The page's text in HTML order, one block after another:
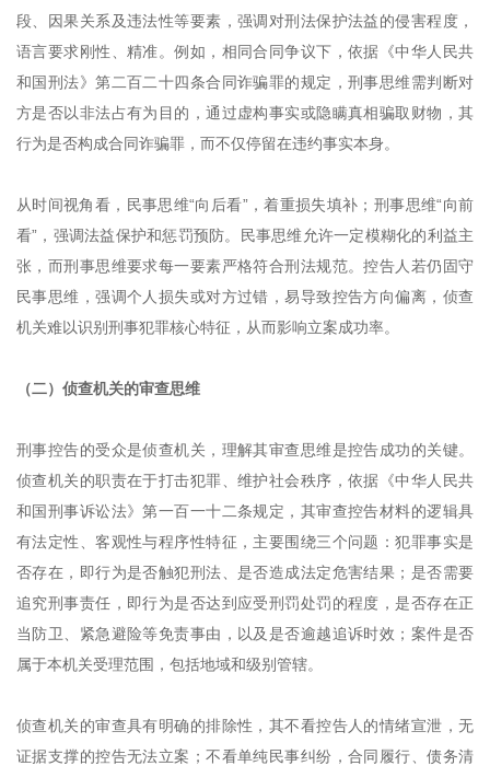
段、因果关系及违法性等要素，强调对刑法保护法益的侵害程度，
语言要求刚性、精准。例如，相同合同争议下，依据《中华人民共
和国刑法》第二百二十四条合同诈骗罪的规定，刑事思维需判断对
方是否以非法占有为目的，通过虚构事实或隐瞒真相骗取财物，其
行为是否构成合同诈骗罪，而不仅停留在违约事实本身。
从时间视角看，民事思维“向后看”，着重损失填补；刑事思维“向前
看”，强调法益保护和惩罚预防。民事思维允许一定模糊化的利益主
张，而刑事思维要求每一要素严格符合刑法规范。控告人若仍固守
民事思维，强调个人损失或对方过错，易导致控告方向偏离，侦查
机关难以识别刑事犯罪核心特征，从而影响立案成功率。
（二）侦查机关的审查思维
刑事控告的受众是侦查机关，理解其审查思维是控告成功的关键。
侦查机关的职责在于打击犯罪、维护社会秩序，依据《中华人民共
和国刑事诉讼法》第一百一十二条规定，其审查控告材料的逻辑具
有法定性、客观性与程序性特征，主要围绕三个问题：犯罪事实是
否存在，即行为是否触犯刑法、是否造成法定危害结果；是否需要
追究刑事责任，即行为是否达到应受刑罚处罚的程度，是否存在正
当防卫、紧急避险等免责事由，以及是否逾越追诉时效；案件是否
属于本机关受理范围，包括地域和级别管辖。
侦查机关的审查具有明确的排除性，其不看控告人的情绪宣泄，无
证据支撑的控告无法立案；不看单纯民事纠纷，合同履行、债务清